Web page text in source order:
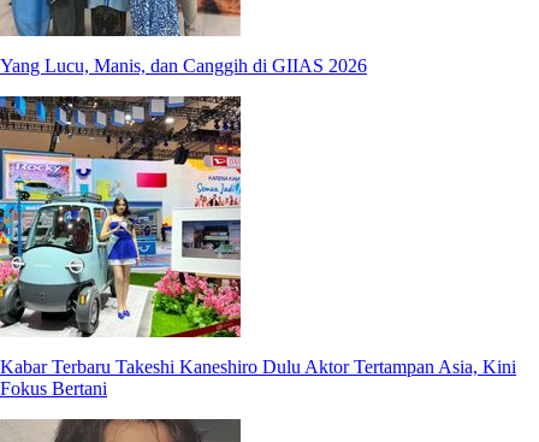
Yang Lucu, Manis, dan Canggih di GIIAS 2026
Kabar Terbaru Takeshi Kaneshiro Dulu Aktor Tertampan Asia, Kini
Fokus Bertani